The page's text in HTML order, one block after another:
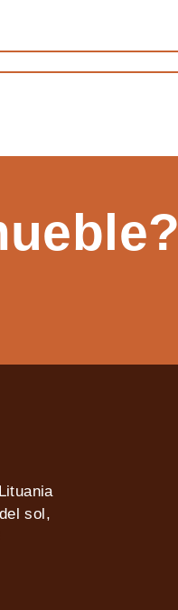
sol,